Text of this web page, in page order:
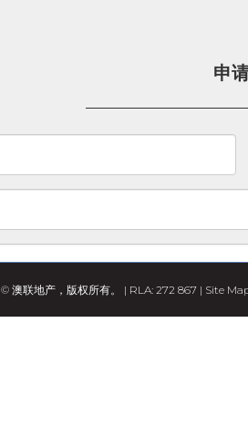
申
© 澳联地产，版权所有。 | RLA: 272 867 | Site